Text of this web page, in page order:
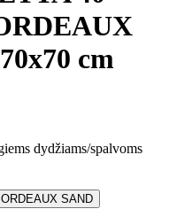
cm
dydžiams/spalvoms
SAND